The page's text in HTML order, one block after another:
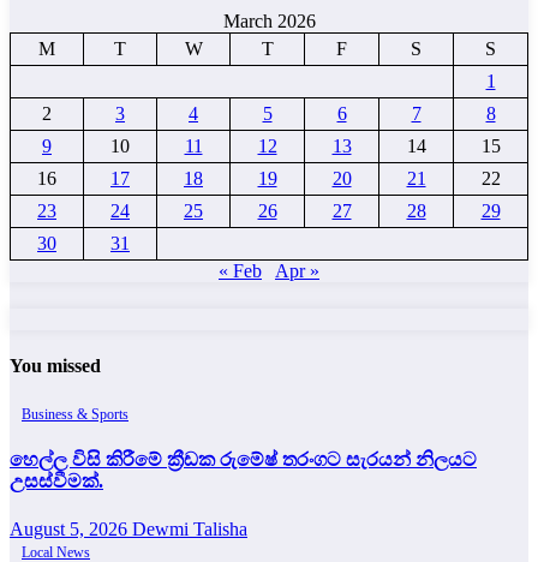
March 2026
M
T W T F S
S
1
2
3 4 5 6 7
8
9
10 11 12 13 14
15
16
17 18 19 20 21
22
23
24 25 26 27 28
29
30
31
« Feb
Apr »
You missed
Business & Sports
හෙල්ල විසි කිරීමේ ක්‍රීඩක රුමේෂ් තරංගට සැරයන් නිලයට
උසස්වීමක්.
August 5, 2026 Dewmi Talisha
Local News